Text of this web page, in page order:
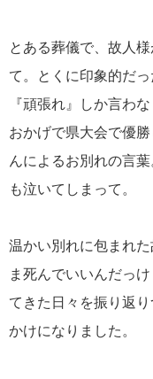
とある葬儀で、故人
て。とくに印象的だ
『頑張れ』しか言わ
おかげで県大会で優
んによるお別れの言
も泣いてしまって。
温かい別れに包まれ
ま死んでいいんだっ
てきた日々を振り返
かけになりました。